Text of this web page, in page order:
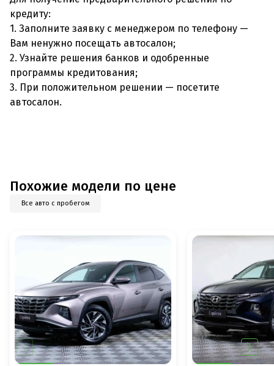
кредиту:
1. Заполните заявку с менеджером по телефону —
Вам ненужно посещать автосалон;
2. Узнайте решения банков и одобренные
программы кредитования;
3. При положительном решении — посетите
автосалон.
Похожие модели по цене
Все авто с пробегом